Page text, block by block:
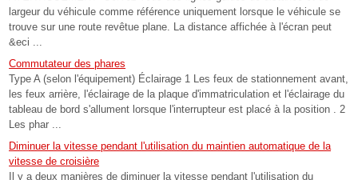
largeur du véhicule comme référence uniquement lorsque le véhicule se
trouve sur une route revêtue plane. La distance affichée à l'écran peut
&eci ...
Commutateur des phares
Type A (selon l'équipement) Éclairage 1 Les feux de stationnement avant,
les feux arrière, l'éclairage de la plaque d'immatriculation et l'éclairage du
tableau de bord s'allument lorsque l'interrupteur est placé à la position . 2
Les phar ...
Diminuer la vitesse pendant l'utilisation du maintien automatique de la
vitesse de croisière
Il y a deux manières de diminuer la vitesse pendant l'utilisation du